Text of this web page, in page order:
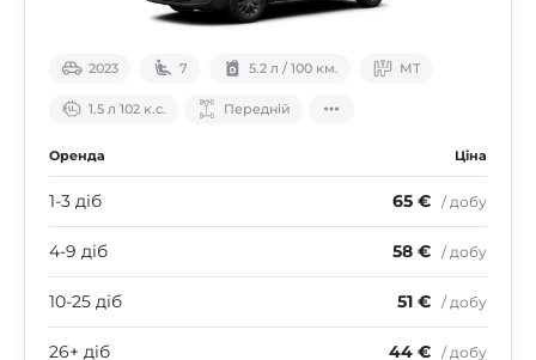
2023 7 5.2 л / 100 км. МТ
1.5 л 102 к.с. Передній
Оренда Ціна
1-3 діб 65 € / добу
4-9 діб 58 € / добу
10-25 діб 51 € / добу
26+ діб 44 € / добу